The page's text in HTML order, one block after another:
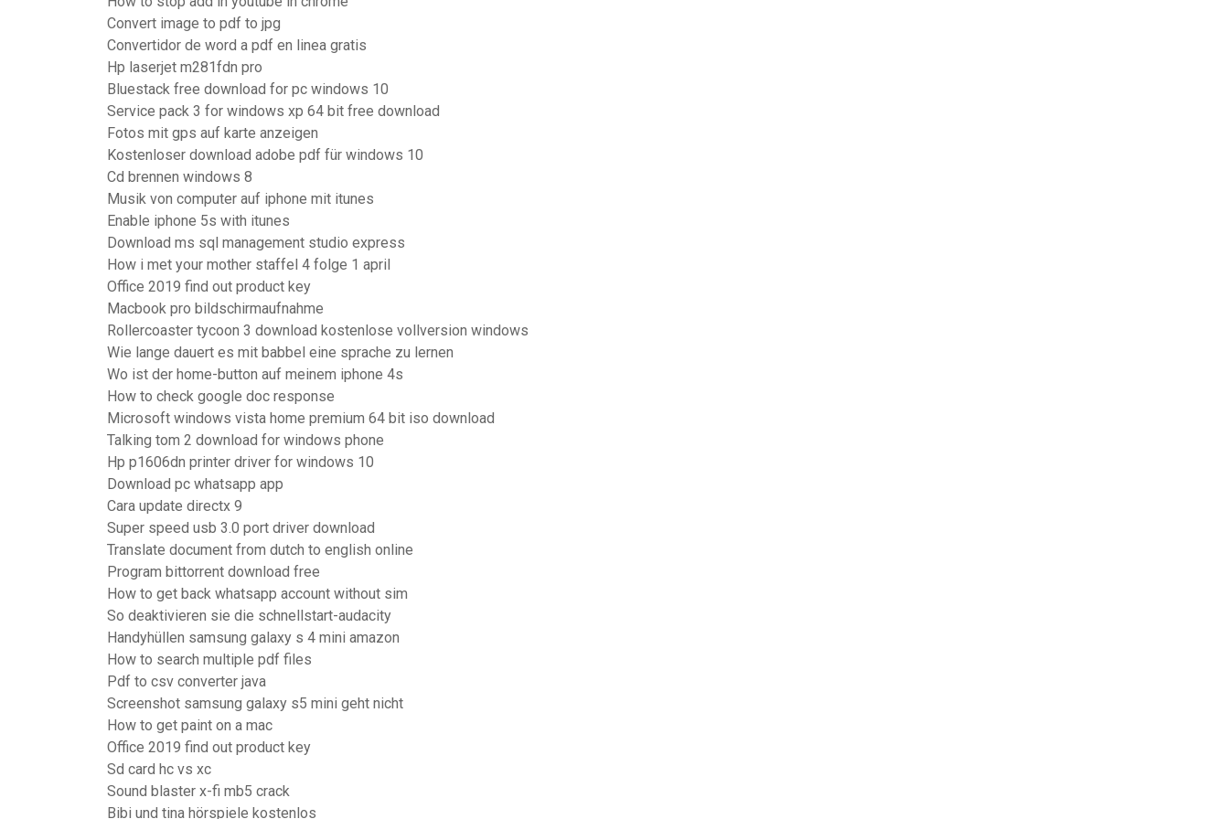
Convert image to pdf to jpg
Convertidor de word a pdf en linea gratis
Hp laserjet m281fdn pro
Bluestack free download for pc windows 10
Service pack 3 for windows xp 64 bit free download
Fotos mit gps auf karte anzeigen
Kostenloser download adobe pdf für windows 10
Cd brennen windows 8
Musik von computer auf iphone mit itunes
Enable iphone 5s with itunes
Download ms sql management studio express
How i met your mother staffel 4 folge 1 april
Office 2019 find out product key
Macbook pro bildschirmaufnahme
Rollercoaster tycoon 3 download kostenlose vollversion windows
Wie lange dauert es mit babbel eine sprache zu lernen
Wo ist der home-button auf meinem iphone 4s
How to check google doc response
Microsoft windows vista home premium 64 bit iso download
Talking tom 2 download for windows phone
Hp p1606dn printer driver for windows 10
Download pc whatsapp app
Cara update directx 9
Super speed usb 3.0 port driver download
Translate document from dutch to english online
Program bittorrent download free
How to get back whatsapp account without sim
So deaktivieren sie die schnellstart-audacity
Handyhüllen samsung galaxy s 4 mini amazon
How to search multiple pdf files
Pdf to csv converter java
Screenshot samsung galaxy s5 mini geht nicht
How to get paint on a mac
Office 2019 find out product key
Sd card hc vs xc
Sound blaster x-fi mb5 crack
Bibi und tina hörspiele kostenlos